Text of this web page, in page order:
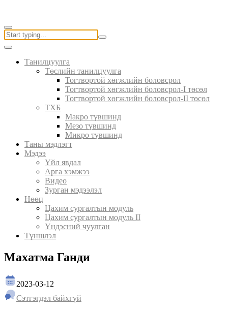
Танилцуулга
Төслийн танилцуулга
Тогтвортой хөгжлийн боловсрол
Тогтвортой хөгжлийн боловсрол-I төсөл
Тогтвортой хөгжлийн боловсрол-II төсөл
ТХБ
Макро түвшинд
Мезо түвшинд
Микро түвшинд
Таны мэдлэгт
Мэдээ
Үйл явдал
Арга хэмжээ
Видео
Зурган мэдээлэл
Нөөц
Цахим сургалтын модуль
Цахим сургалтын модуль II
Үндэсний чуулган
Түншлэл
Махатма Ганди
2023-03-12
Сэтгэгдэл байхгүй